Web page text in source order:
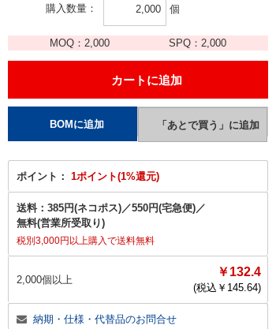
購入数量 個
MOQ： 2,000 SPQ：2,000
ポイント： 1ポイント(1%還元)
送料： 385円(ネコポス)／550円(宅急便)／
無料(営業所受取り)
税別3,000円以上購入で送料無料
2,000個以上
￥132.4
(税込￥ 145.64)
納期・仕様・代替品のお問合せ